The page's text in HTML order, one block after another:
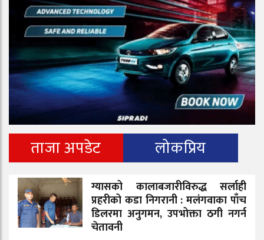
ताजा अपडेट लोकप्रिय
ग्यासको कालाबजारीविरुद्ध सर्लाही
प्रहरीको कडा निगरानी : मलंगवाका पाँच
डिलरमा अनुगमन, उपभोक्ता ठगी नगर्न
चेतावनी